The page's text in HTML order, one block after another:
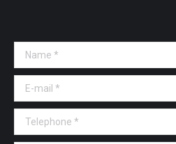
Name *
E-mail *
Telephone *